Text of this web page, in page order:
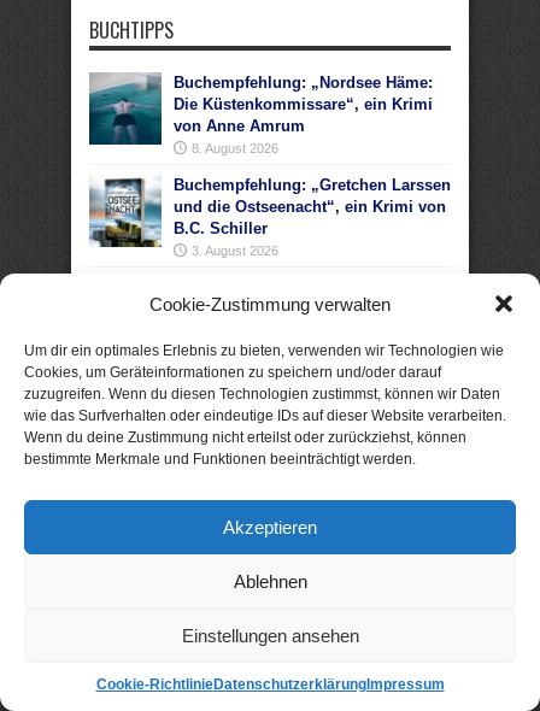
Cookie-Zustimmung verwalten
Um dir ein optimales Erlebnis zu bieten, verwenden wir Technologien wie
Cookies, um Geräteinformationen zu speichern und/oder darauf
zuzugreifen. Wenn du diesen Technologien zustimmst, können wir Daten
wie das Surfverhalten oder eindeutige IDs auf dieser Website verarbeiten.
Wenn du deine Zustimmung nicht erteilst oder zurückziehst, können
bestimmte Merkmale und Funktionen beeinträchtigt werden.
Akzeptieren
Ablehnen
Einstellungen ansehen
Cookie-RichtlinieDatenschutzerklärungImpressum
BUCHTIPPS
Buchempfehlung: „Nordsee Häme:
Die Küstenkommissare“, ein Krimi
von Anne Amrum
8. August 2026
Buchempfehlung: „Gretchen Larssen
und die Ostseenacht“, ein Krimi von
B.C. Schiller
3. August 2026
Krimi von Eva Lirot
Buchempfehlung: „Ein Zuhause für
vier Herzen“, ein Liebesroman von
Heike Fröhling
1. August 2026
und uns“, ein Liebesroman von
Josefine Weiss